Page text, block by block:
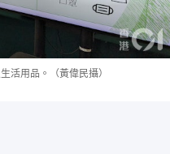
活用品。（黃偉民攝）